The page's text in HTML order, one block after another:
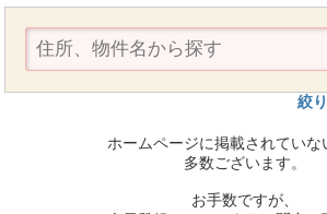
絞
ホームページに掲載されていな
多数ございます。
お手数ですが、